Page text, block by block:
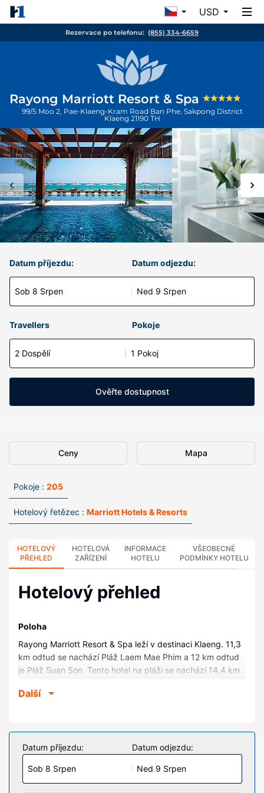
USD
Rezervace po telefonu: (855) 334-6659
Rayong Marriott Resort & Spa
99/5 Moo 2, Pae-Klaeng-Kram Road Ban Phe, Sakpong District
Klaeng 21190 TH
Datum příjezdu:
Sob 8 Srpen
Datum odjezdu:
Ned 9 Srpen
Travellers Pokoje
2 Dospělí 1 Pokoj
Ověřte dostupnost
Ceny Mapa
Pokoje : 205
Hotelový řetězec : Marriott Hotels & Resorts
HOTELOVÝ
PŘEHLED
HOTELOVÁ
ZAŘÍZENÍ
INFORMACE
HOTELU
VŠEOBECNÉ
PODMÍNKY HOTELU
Hotelový přehled
Poloha
Rayong Marriott Resort & Spa leží v destinaci Klaeng. 11,3
km odtud se nachází Pláž Laem Mae Phim a 12 km odtud
je Pláž Suan Son. Tento hotel na pláži se nachází 14,4 km
Pokoje
patří minibar a LCD televize, se budete cítit jako doma. Na
posteli najdete prošívané přikrývky z prachového peří a
exkluzivní ložní prádlo. K pokoji náleží vlastní balkon.
Bezdrátový internet zdarma vám zajistí spojení se světem
a televize, která nabízí digitální kanály, dobrou zábavu.
Další
Datum příjezdu:
Sob 8 Srpen
Datum odjezdu:
Ned 9 Srpen